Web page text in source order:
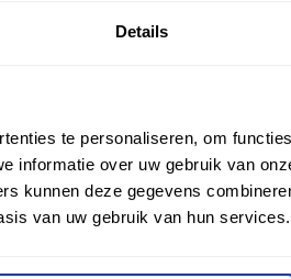
Details
te personaliseren, om
informatie over uw gebruik van
kunnen deze gegevens
van uw gebruik van hun services.
ZAKELIJK